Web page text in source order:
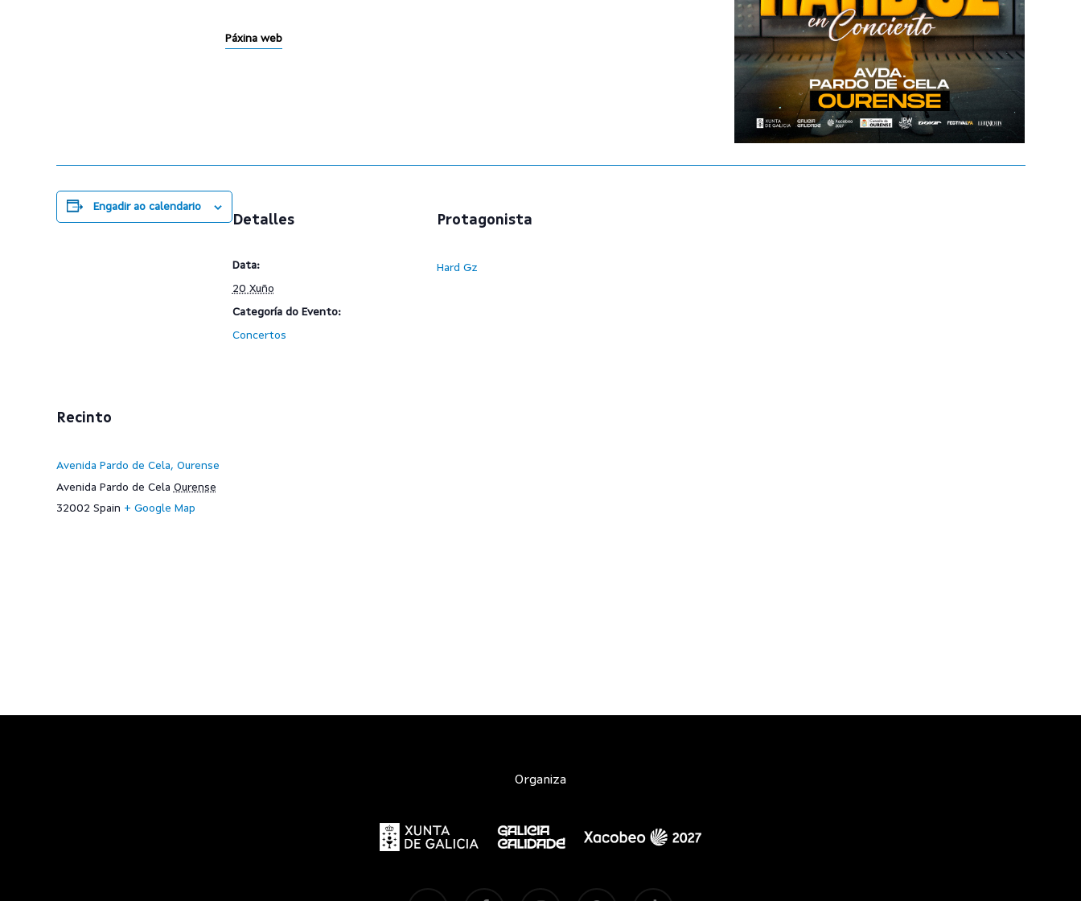
Páxina web
Engadir ao calendario
Detalles
Data:
20 Xuño
Categoría do Evento:
Concertos
Protagonista
Hard Gz
Recinto
Avenida Pardo de Cela, Ourense
Avenida Pardo de Cela Ourense
32002 Spain + Google Map
Organiza
twitter facebook instagram spotify tiktok